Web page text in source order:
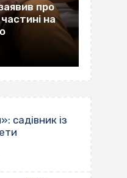
про
на
садівник із